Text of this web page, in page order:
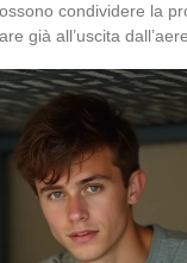
condividere la
già all’uscita